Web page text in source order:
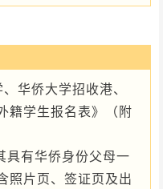
、华侨大学招收港、
籍学生报名表》（附
具有华侨身份父母一
照片页、签证页及出